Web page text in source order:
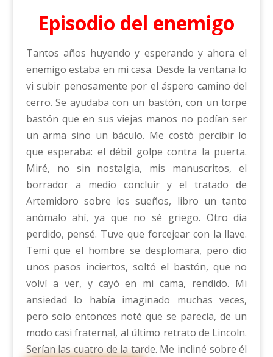
Episodio del enemigo
Tantos años huyendo y esperando y ahora el
enemigo estaba en mi casa. Desde la ventana lo
vi subir penosamente por el áspero camino del
cerro. Se ayudaba con un bastón, con un torpe
bastón que en sus viejas manos no podían ser
un arma sino un báculo. Me costó percibir lo
que esperaba: el débil golpe contra la puerta.
Miré, no sin nostalgia, mis manuscritos, el
borrador a medio concluir y el tratado de
Artemidoro sobre los sueños, libro un tanto
anómalo ahí, ya que no sé griego. Otro día
perdido, pensé. Tuve que forcejear con la llave.
Temí que el hombre se desplomara, pero dio
unos pasos inciertos, soltó el bastón, que no
volví a ver, y cayó en mi cama, rendido. Mi
ansiedad lo había imaginado muchas veces,
pero solo entonces noté que se parecía, de un
modo casi fraternal, al último retrato de Lincoln.
Serían las cuatro de la tarde. Me incliné sobre él